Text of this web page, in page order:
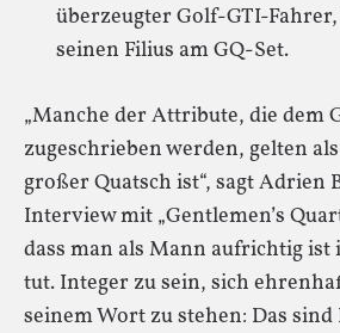
überzeugter Golf-GTI-
seinen Filius am GQ-Set.
„Manche der Attribute, die dem
zugeschrieben werden, gelten
großer Quatsch ist“, sagt Adrien
Interview mit „Gentlemen’s
dass man als Mann aufrichtig ist
tut. Integer zu sein, sich
seinem Wort zu stehen: Das sind